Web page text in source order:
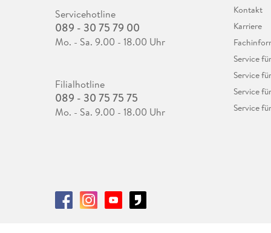
Servicehotline
089 - 30 75 79 00
Mo. - Sa. 9.00 - 18.00 Uhr
Filialhotline
089 - 30 75 75 75
Mo. - Sa. 9.00 - 18.00 Uhr
Kontakt
Karriere
Service
Service
Service
Service